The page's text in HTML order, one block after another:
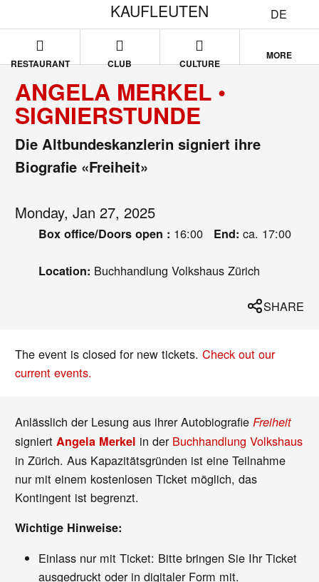
DE
KAUFLEUTEN
RESTAURANT CLUB CULTURE
MORE
ANGELA MERKEL •
SIGNIERSTUNDE
Die Altbundeskanzlerin signiert ihre
Biografie «Freiheit»
Monday, Jan 27, 2025
Box office/Doors open : 16:00 End: ca. 17:00
Location: Buchhandlung Volkshaus Zürich
SHARE
The event is closed for new tickets.Check out our
current events.
Anlässlich der Lesung aus ihrer Autobiografie Freiheit
signiert Angela Merkel in der Buchhandlung Volkshaus
in Zürich. Aus Kapazitätsgründen ist eine Teilnahme
nur mit einem kostenlosen Ticket möglich, das
Kontingent ist begrenzt.
Wichtige Hinweise:
Einlass nur mit Ticket: Bitte bringen Sie Ihr Ticket
ausgedruckt oder in digitaler Form mit.